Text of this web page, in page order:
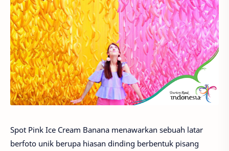
Spot Pink Ice Cream Banana menawarkan sebuah latar
berfoto unik berupa hiasan dinding berbentuk pisang